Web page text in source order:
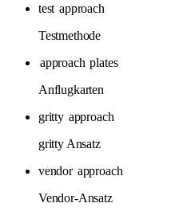
test approach
Testmethode
approach plates
Anflugkarten
gritty approach
gritty Ansatz
vendor approach
Vendor-Ansatz